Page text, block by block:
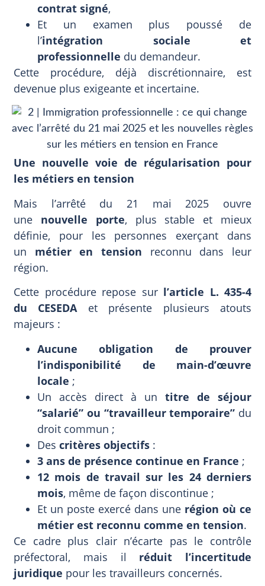
contrat signé,
Et un examen plus poussé de
l’intégration sociale et
professionnelle du demandeur.
Cette procédure, déjà discrétionnaire, est
devenue plus exigeante et incertaine.
Une nouvelle voie de régularisation pour
les métiers en tension
Mais l’arrêté du 21 mai 2025 ouvre
une nouvelle porte, plus stable et mieux
définie, pour les personnes exerçant dans
un métier en tension reconnu dans leur
région.
Cette procédure repose sur l’article L. 435-4
du CESEDAet présente plusieurs atouts
majeurs :
Aucune obligation de prouver
l’indisponibilité de main-d’œuvre
locale ;
Un accès direct à un titre de séjour
“salarié” ou “travailleur temporaire” du
droit commun ;
Des critères objectifs :
3 ans de présence continue en France ;
12 mois de travail sur les 24 derniers
mois, même de façon discontinue ;
Et un poste exercé dans une région où ce
métier est reconnu comme en tension.
Ce cadre plus clair n’écarte pas le contrôle
préfectoral, mais il réduit l’incertitude
juridique pour les travailleurs concernés.